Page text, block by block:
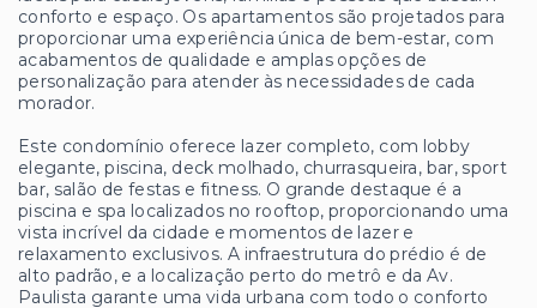
conforto e espaço. Os apartamentos são projetados para
proporcionar uma experiência única de bem-estar, com
acabamentos de qualidade e amplas opções de
personalização para atender às necessidades de cada
morador.
Este condomínio oferece lazer completo, com lobby
elegante, piscina, deck molhado, churrasqueira, bar, sport
bar, salão de festas e fitness. O grande destaque é a
piscina e spa localizados no rooftop, proporcionando uma
vista incrível da cidade e momentos de lazer e
relaxamento exclusivos. A infraestrutura do prédio é de
alto padrão, e a localização perto do metrô e da Av.
Paulista garante uma vida urbana com todo o conforto